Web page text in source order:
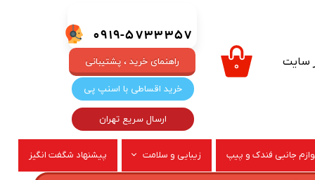
0919-5733357
سایت
جانبی فندک و پیپ زیبایی و سلامت پیشنهاد شگفت انگیز
۰
خرید اقساطی با اسنپ پی
ارسال سریع تهران
راهنمای خرید ، پشتیبانی